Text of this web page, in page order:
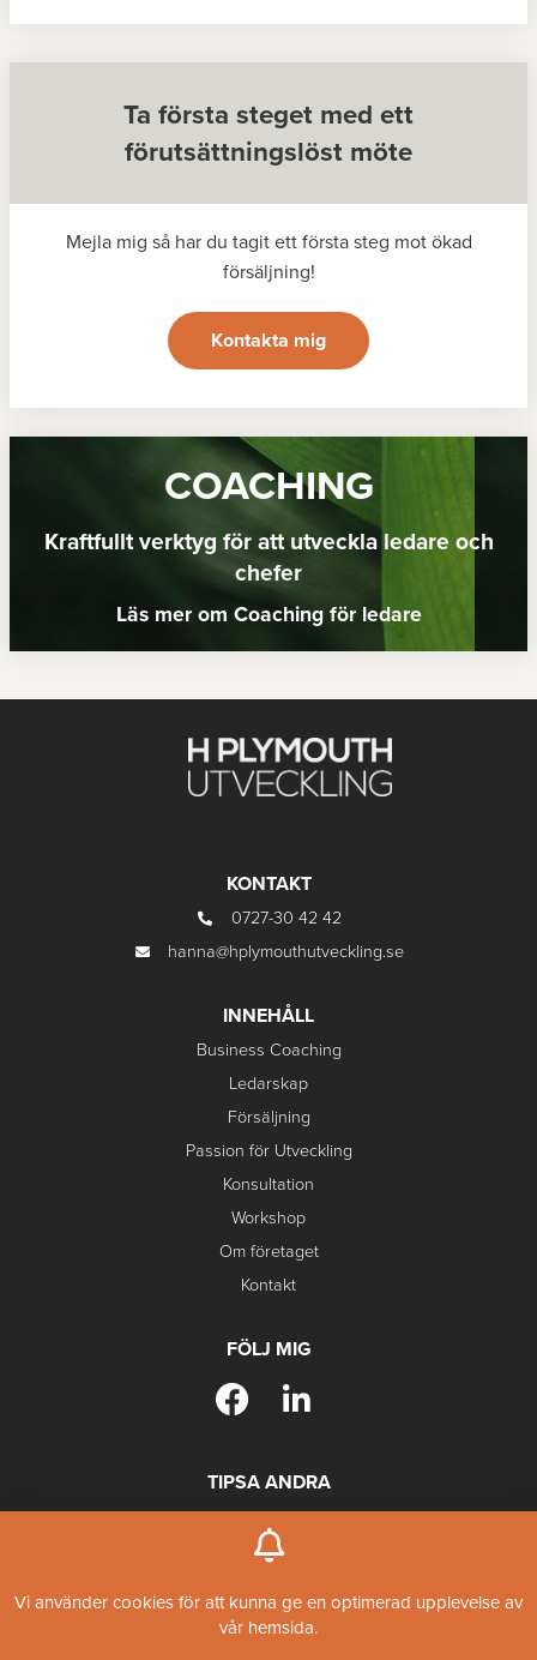
Ta första steget med ett
förutsättningslöst möte
Mejla mig så har du tagit ett första steg mot ökad
försäljning!
Kontakta mig
COACHING
Kraftfullt verktyg för att utveckla ledare och
chefer
Läs mer om Coaching för ledare
KONTAKT
0727-30 42 42
hanna@hplymouthutveckling.se
INNEHÅLL
Business Coaching
Ledarskap
Försäljning
Passion för Utveckling
Konsultation
Workshop
Om företaget
Kontakt
FÖLJ MIG
TIPSA ANDRA
Boka kostnadsfritt möte
Vi använder cookies för att kunna ge en optimerad upplevelse av
vår hemsida.